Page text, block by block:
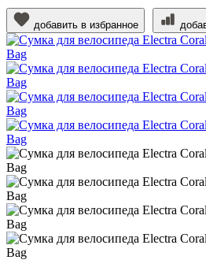
добавить в избранное